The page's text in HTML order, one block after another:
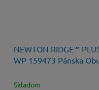
NEWTON RIDGE™
WP 159473 Pánska
Skladom